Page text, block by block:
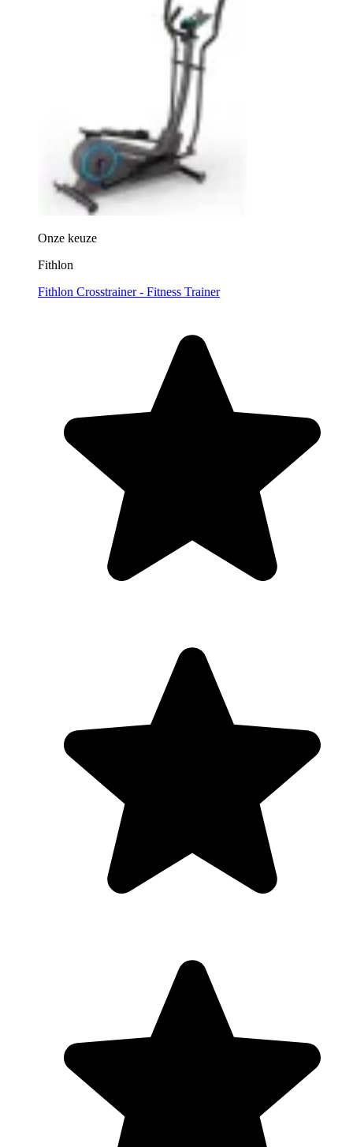
Onze keuze
Fithlon
Fithlon Crosstrainer - Fitness Trainer